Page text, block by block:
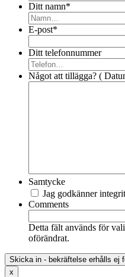
Ditt namn*
E-post*
Ditt telefonnummer
Något att tillägga? (
Samtycke
Jag godkänner
Comments
Detta fält används för
oförändrat.
x